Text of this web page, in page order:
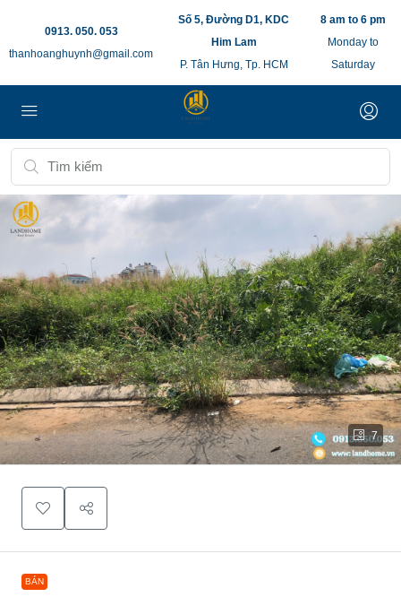
0913. 050. 053
thanhoanghuynh@gmail.com
Số 5, Đường D1, KDC
Him Lam
P. Tân Hưng, Tp. HCM
8 am to 6 pm
Monday to
Saturday
7
BÁN